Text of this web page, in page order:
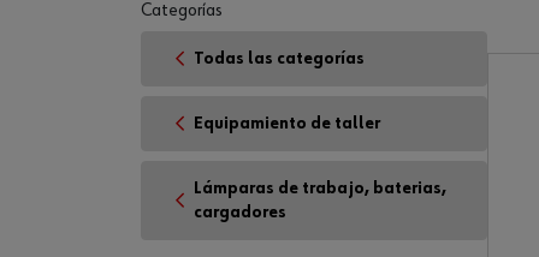
Categorías
Todas las categorías
Equipamiento de taller
Lámparas de trabajo, baterias,
cargadores